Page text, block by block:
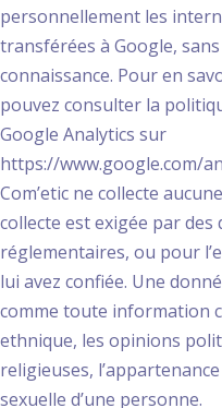
personnellement les
transférées à Google, sans
connaissance. Pour en
pouvez consulter la
Google Analytics sur
https://www.google.com/
Com’etic ne collecte
collecte est exigée par
réglementaires, ou pour
lui avez confiée. Une
comme toute information
ethnique, les opinions
religieuses,
sexuelle d’une personne.